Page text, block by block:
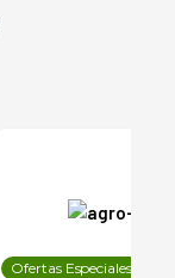
Ofertas Especiales